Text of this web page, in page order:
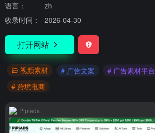
语言：
zh
收录时间：
2026-04-30
打开网站
视频素材 # 广告文案 # 广告素材平台
# 跨境电商
Pipiads